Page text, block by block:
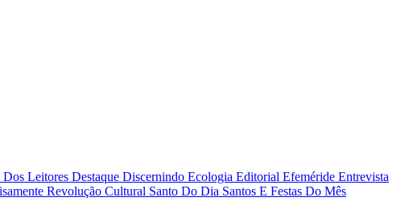
Dos Leitores Destaque Discernindo Ecologia Editorial Efeméride Entrevista
Revolução Cultural Santo Do Dia Santos E Festas Do Mês